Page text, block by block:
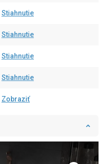
Stiahnutie
Stiahnutie
Stiahnutie
Stiahnutie
Zobraziť